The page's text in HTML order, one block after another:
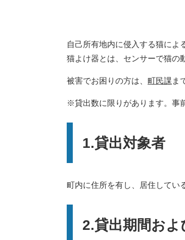
自己所有地内に侵入する猫によ
猫よけ器とは、センサーで猫の
被害でお困りの方は、 町民課 ま
※貸出数に限りがあります。事
1.貸出対象者
町内に住所を有し、居住してい
2.貸出期間およ